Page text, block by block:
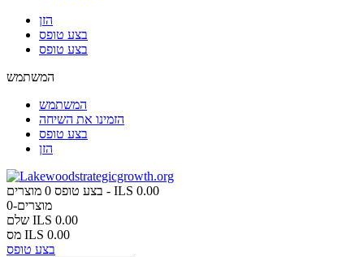
הזן
בצע טופס
בצע טופס
המשתמש
המשתמש
הזמינו את השיחה
בצע טופס
הזן
בצע טופס 0 מוצרים - ILS 0.00
0-מוצרים
שלם ILS 0.00
מס ILS 0.00
בצע טופס